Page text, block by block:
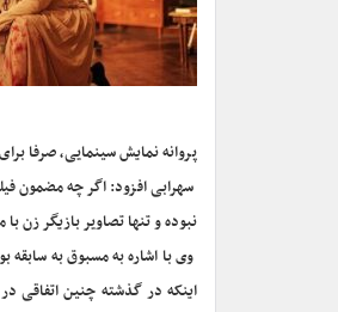
پروانه نمایش سینمایی، صرفا
سهرابی افزود: اگر چه مضمون
نبوده و تنها تصاویر بازیگر زن
وی با اشاره به مسبوق به
اینکه در گذشته چنین اتفاقی